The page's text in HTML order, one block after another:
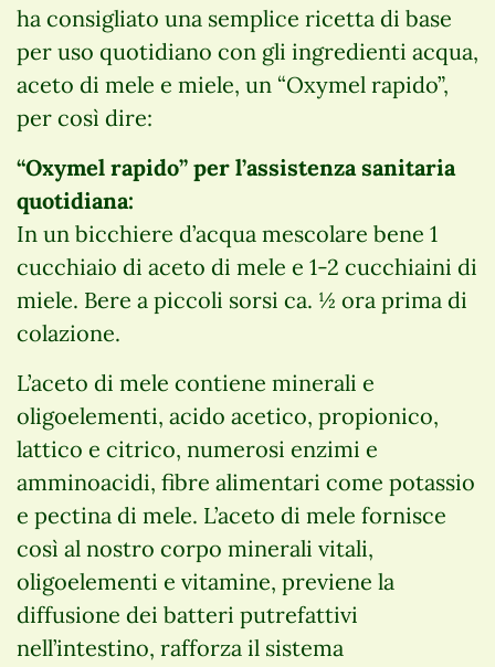
ha consigliato una semplice ricetta di base
per uso quotidiano con gli ingredienti acqua,
aceto di mele e miele, un “Oxymel rapido”,
per così dire:
“Oxymel rapido” per l’assistenza sanitaria
quotidiana:
In un bicchiere d’acqua mescolare bene 1
cucchiaio di aceto di mele e 1-2 cucchiaini di
miele. Bere a piccoli sorsi ca. ½ ora prima di
colazione.
L’aceto di mele contiene minerali e
oligoelementi, acido acetico, propionico,
lattico e citrico, numerosi enzimi e
amminoacidi, fibre alimentari come potassio
e pectina di mele. L’aceto di mele fornisce
così al nostro corpo minerali vitali,
oligoelementi e vitamine, previene la
diffusione dei batteri putrefattivi
nell’intestino, rafforza il sistema